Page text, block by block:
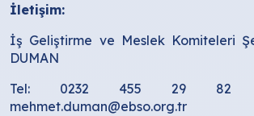
İletişim:
İş Geliştirme ve Meslek Komiteleri
DUMAN
Tel: 0232 455 29 82
mehmet.duman@ebso.org.tr